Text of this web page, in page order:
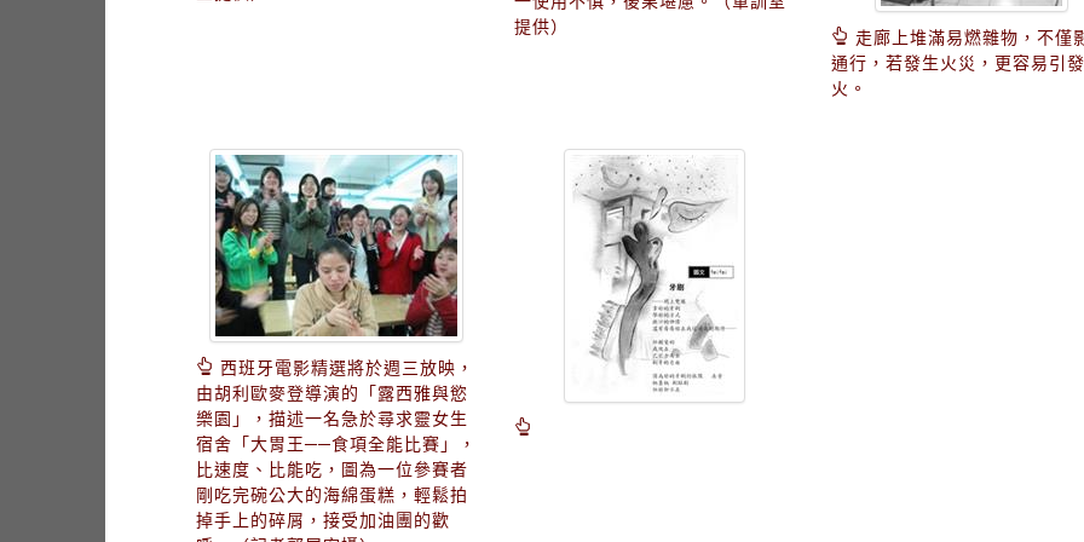
提供）
走廊上堆滿易燃雜物，不僅
通行，若發生火災，更容易引
火。
西班牙電影精選將於週三放映，
由胡利歐麥登導演的「露西雅與慾
樂園」，描述一名急於尋求靈女生
宿舍「大胃王──食項全能比賽」，
比速度、比能吃，圖為一位參賽者
剛吃完碗公大的海綿蛋糕，輕鬆拍
掉手上的碎屑，接受加油團的歡